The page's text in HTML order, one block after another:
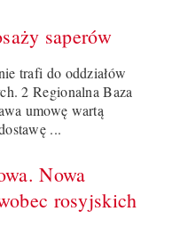
saperów
trafi do oddziałów
2 Regionalna Baza
umowę wartą
...
Nowa
rosyjskich